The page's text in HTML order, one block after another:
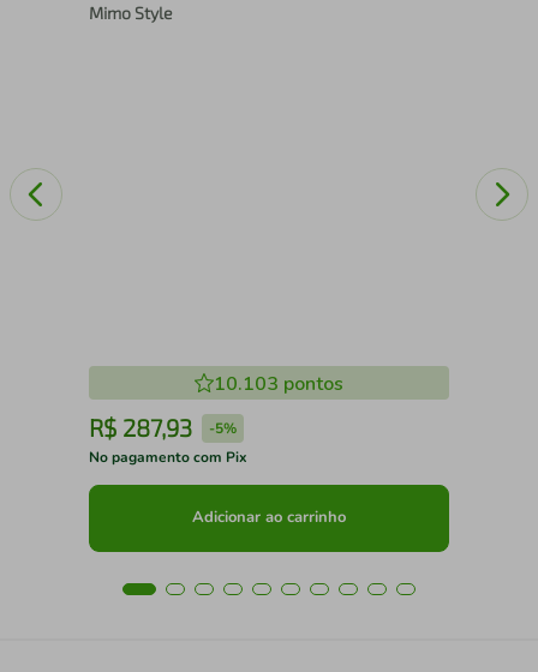
Mimo Style
10.103 pontos
R$ 287,93 -5%
No pagamento com Pix
Adicionar ao carrinho